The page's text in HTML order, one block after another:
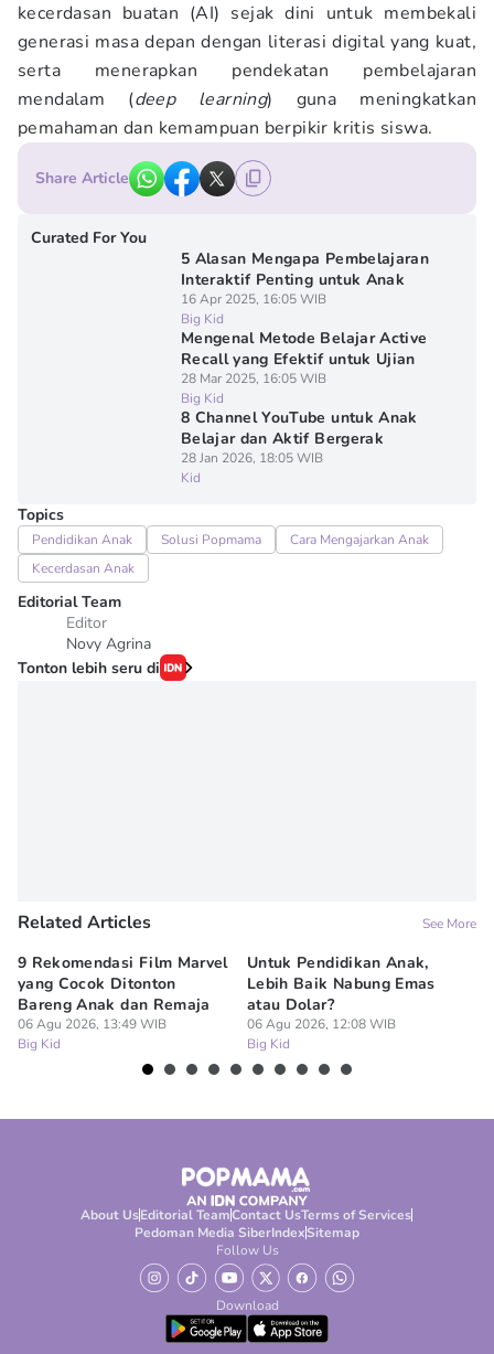
kecerdasan buatan (AI) sejak dini untuk membekali
generasi masa depan dengan literasi digital yang kuat,
serta menerapkan pendekatan pembelajaran
mendalam (deep learning) guna meningkatkan
pemahaman dan kemampuan berpikir kritis siswa.
Share Article
Curated For You
5 Alasan Mengapa Pembelajaran
Interaktif Penting untuk Anak
16 Apr 2025, 16:05 WIB
Big Kid
Mengenal Metode Belajar Active
Recall yang Efektif untuk Ujian
28 Mar 2025, 16:05 WIB
Big Kid
8 Channel YouTube untuk Anak
Belajar dan Aktif Bergerak
28 Jan 2026, 18:05 WIB
Kid
Topics
Pendidikan Anak Solusi Popmama
Cara Mengajarkan Anak
Kecerdasan Anak
Editorial Team
Editor
Novy Agrina
Tonton lebih seru di
Related Articles See More
9 Rekomendasi Film Marvel
yang Cocok Ditonton
Bareng Anak dan Remaja
06 Agu 2026, 13:49 WIB
Big Kid
Untuk Pendidikan Anak,
Lebih Baik Nabung Emas
atau Dolar?
06 Agu 2026, 12:08 WIB
Big Kid
About UsEditorial TeamContact UsTerms of Services
Pedoman Media SiberIndexSitemap
Follow Us
Download